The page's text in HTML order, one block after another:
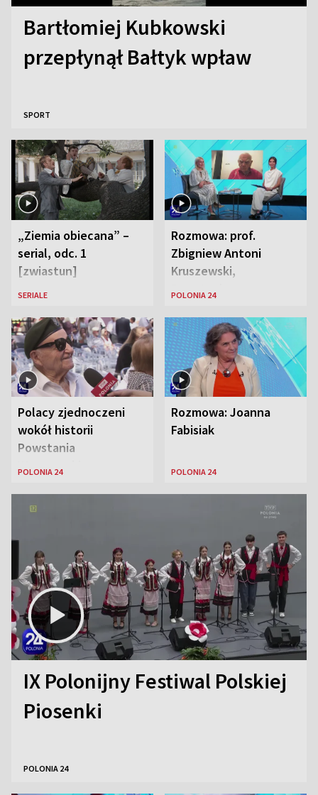
Bartłomiej Kubkowski
przepłynął Bałtyk wpław
SPORT
„Ziemia obiecana” –
serial, odc. 1
[zwiastun]
SERIALE
Rozmowa: prof.
Zbigniew Antoni
Kruszewski,
Powstaniec
Zaryan, piosenkarka
POLONIA 24
Polacy zjednoczeni
wokół historii
Powstania
Warszawskiego
POLONIA 24
Rozmowa: Joanna
Fabisiak
POLONIA 24
IX Polonijny Festiwal Polskiej
Piosenki
POLONIA 24